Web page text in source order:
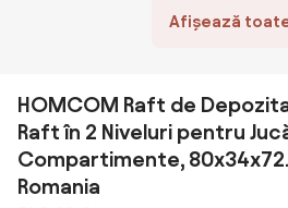
Afișează
HOMCOM Raft de
Raft în 2 Niveluri pentru
Compartimente,
Romania